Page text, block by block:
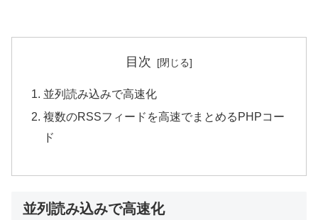
目次
並列読み込みで高速化
複数のRSSフィードを高速でまとめるPHPコー
ド
並列読み込みで高速化